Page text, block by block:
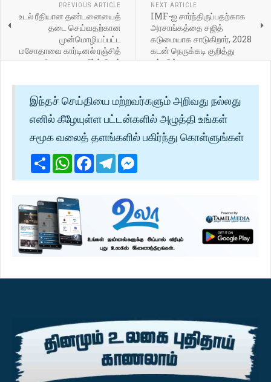
PREVIOUS ARTICLE
உடல் ரீதியான தண்டனையைத்
தடை செய்வதற்கான
முன்மொழியப்பட்ட
மசோதாவை கார்டினல் ரஞ்சித்
கடுமையாக எதிர்க்கிறார்
NEXT ARTICLE
IMF-ஐ சார்ந்திருப்பதற்காக
அரசாங்கத்தை சஜித்
கடுமையாக சாடுகிறார், 2028
கடன் நெருக்கடி குறித்து
எச்சரிக்கை
இந்தச் செய்தியை மற்றவர்களும் அறிவது நல்லது
எனில் கீழேயுள்ள பட்டன்களில் அழுத்தி உங்கள்
சமூக வலைத் தளங்களில் பகிர்ந்து கொள்ளுங்கள்
ShareWhatsApp
Facebook
Telegram